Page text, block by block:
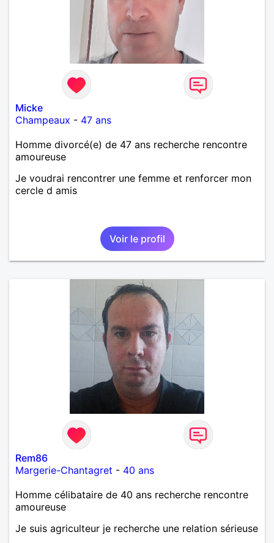
Micke
Champeaux - 47 ans
Homme divorcé(e) de 47 ans recherche rencontre
amoureuse
Je voudrai rencontrer une femme et renforcer mon
cercle d amis
Voir le profil
Rem86
Margerie-Chantagret - 40 ans
Homme célibataire de 40 ans recherche rencontre
amoureuse
Je suis agriculteur je recherche une relation sérieuse